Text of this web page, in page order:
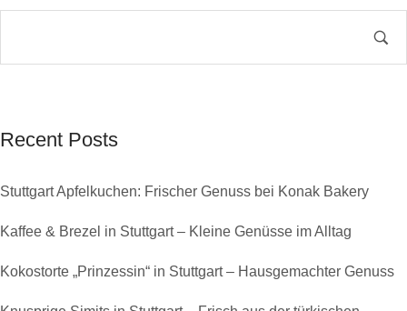
Recent Posts
Stuttgart Apfelkuchen: Frischer Genuss bei Konak Bakery
Kaffee & Brezel in Stuttgart – Kleine Genüsse im Alltag
Kokostorte „Prinzessin“ in Stuttgart – Hausgemachter Genuss